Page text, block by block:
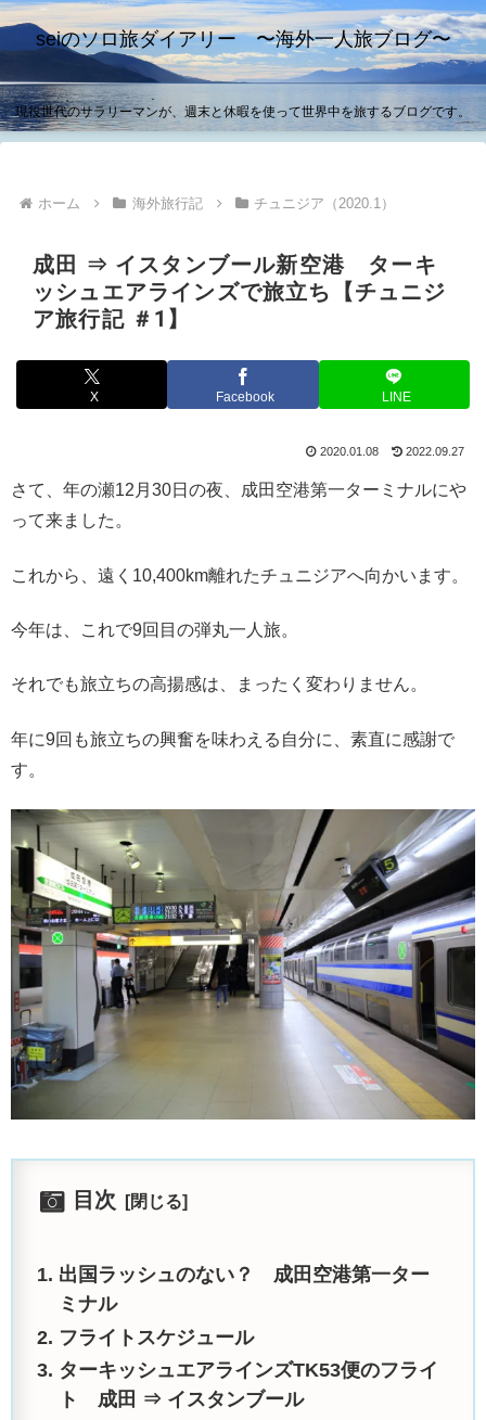
seiのソロ旅ダイアリー 〜海外一人旅ブログ〜
現役世代のサラリーマンが、週末と休暇を使って世界中を旅するブログです。
ホーム 海外旅行記 チュニジア（2020.1）
成田 ⇒ イスタンブール新空港 ターキ
ッシュエアラインズで旅立ち【チュニジ
ア旅行記 ＃1】
X Facebook LINE
2020.01.08 2022.09.27
さて、年の瀬12月30日の夜、成田空港第一ターミナルにや
って来ました。
これから、遠く10,400km離れたチュニジアへ向かいます。
今年は、これで9回目の弾丸一人旅。
それでも旅立ちの高揚感は、まったく変わりません。
年に9回も旅立ちの興奮を味わえる自分に、素直に感謝で
す。
目次
出国ラッシュのない？ 成田空港第一ター
ミナル
フライトスケジュール
ターキッシュエアラインズTK53便のフライ
ト 成田 ⇒ イスタンブール